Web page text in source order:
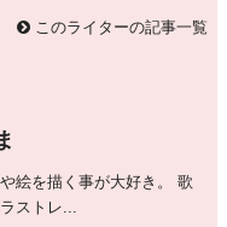
このライターの記事一覧
絵を描く事が大好き。 歌
ストレ...